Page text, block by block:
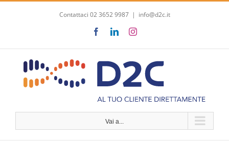
Salta
Contattaci 02 3652 9987 | info@d2c.it
FacebookLinkedInInstagram
Vai a...